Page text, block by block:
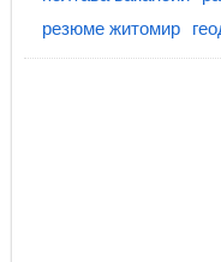
резюме житомир